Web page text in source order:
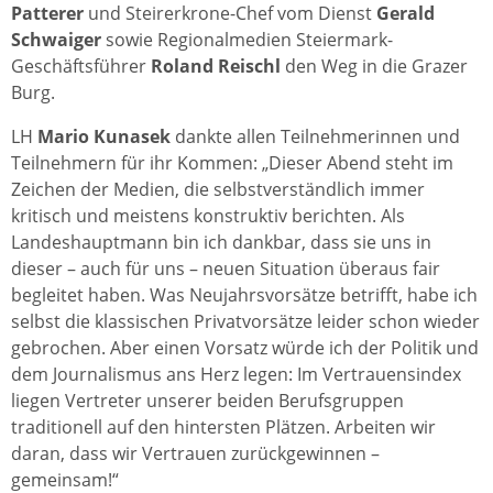
Patterer und Steirerkrone-Chef vom Dienst Gerald
Schwaigersowie Regionalmedien Steiermark-
Geschäftsführer Roland Reischl den Weg in die Grazer
Burg.
LH Mario Kunasek dankte allen Teilnehmerinnen und
Teilnehmern für ihr Kommen: „Dieser Abend steht im
Zeichen der Medien, die selbstverständlich immer
kritisch und meistens konstruktiv berichten. Als
Landeshauptmann bin ich dankbar, dass sie uns in
dieser – auch für uns – neuen Situation überaus fair
begleitet haben. Was Neujahrsvorsätze betrifft, habe ich
selbst die klassischen Privatvorsätze leider schon wieder
gebrochen. Aber einen Vorsatz würde ich der Politik und
dem Journalismus ans Herz legen: Im Vertrauensindex
liegen Vertreter unserer beiden Berufsgruppen
traditionell auf den hintersten Plätzen. Arbeiten wir
daran, dass wir Vertrauen zurückgewinnen –
gemeinsam!“